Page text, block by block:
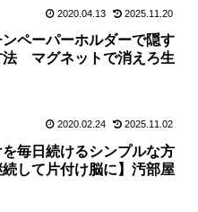
2020.04.13 2025.11.20
ンペーパーホルダーで隠す
法 マグネットで消えろ生
2020.02.24 2025.11.02
を毎日続けるシンプルな方
して片付け脳に】汚部屋